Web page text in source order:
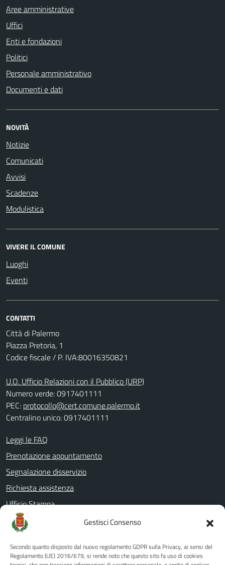
Gestisci Consenso
Secondo quanto disposto dal nuovo regolamento GDPR sulla Privacy, ai sensi del
Regolamento (UE) 2016/679, si rende noto che questo sito fa uso di cookies
Aree amministrative
Uffici
Enti e fondazioni
Politici
Personale amministrativo
Documenti e dati
NOVITÀ
Notizie
Comunicati
Avvisi
Scadenze
Modulistica
VIVERE IL COMUNE
Luoghi
Eventi
CONTATTI
Città di Palermo
Piazza Pretoria, 1
Codice fiscale / P. IVA:80016350821
U.O. Ufficio Relazioni con il Pubblico (URP)
Numero verde: 0917401111
PEC: protocollo@cert.comune.palermo.it
Centralino unico: 0917401111
Leggi le FAQ
Prenotazione appuntamento
Segnalazione disservizio
Richiesta assistenza
Ufficio Stampa
Amministrazione Trasparente
Albo pretorio
Informativa privacy